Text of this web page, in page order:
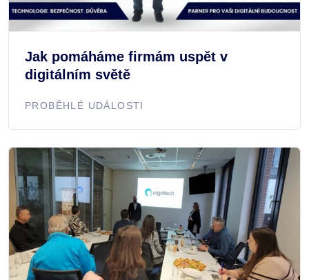
Jak pomáháme firmám uspět v
digitálním světě
PROBĚHLÉ UDÁLOSTI